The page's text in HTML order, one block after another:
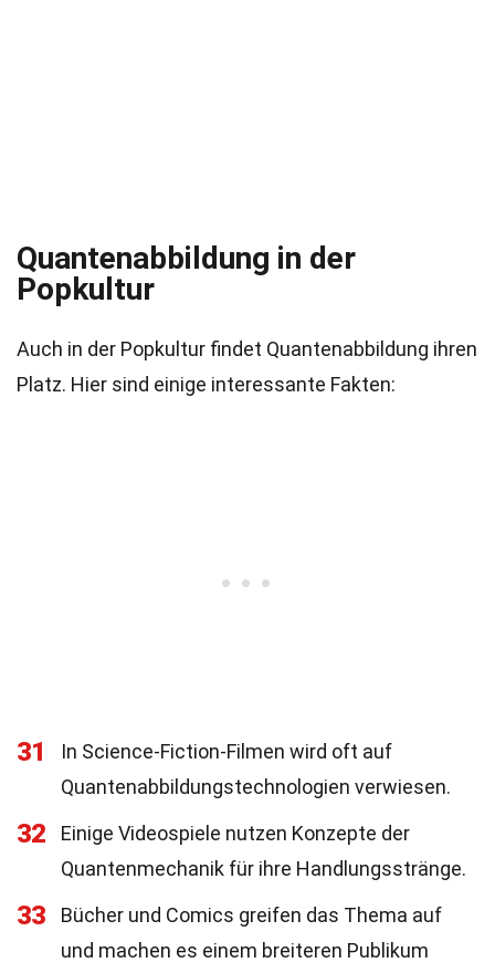
Quantenabbildung in der
Popkultur
Auch in der Popkultur findet Quantenabbildung ihren
Platz. Hier sind einige interessante Fakten:
31
In Science-Fiction-Filmen wird oft auf
Quantenabbildungstechnologien verwiesen.
32
Einige Videospiele nutzen Konzepte der
Quantenmechanik für ihre Handlungsstränge.
33
Bücher und Comics greifen das Thema auf
und machen es einem breiteren Publikum